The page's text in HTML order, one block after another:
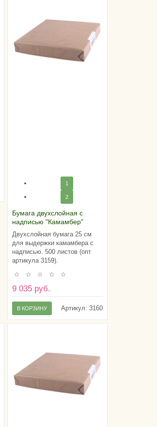
1
2
Бумага двухслойная с
надписью "Камамбер"
(21х21 см), (пачка 500
листов) Россия
Двухслойная бумага 25 см
для выдержки камамбера с
надписью. 500 листов (опт
артикула 3159).
9 035 руб.
Артикул: 3160
В КОРЗИНУ